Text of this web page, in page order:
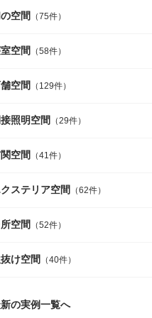
空間 （75件）
空間 （58件）
空間 （129件）
照明空間 （29件）
空間 （41件）
ステリア空間 （62件）
空間 （52件）
け空間 （40件）
の実例一覧へ